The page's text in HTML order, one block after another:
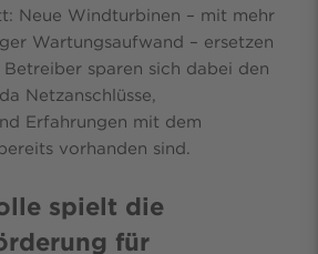
Neue Windturbinen – mit mehr
Wartungsaufwand – ersetzen
sparen sich dabei den
Netzanschlüsse,
Erfahrungen mit dem
vorhanden sind.
spielt die
für